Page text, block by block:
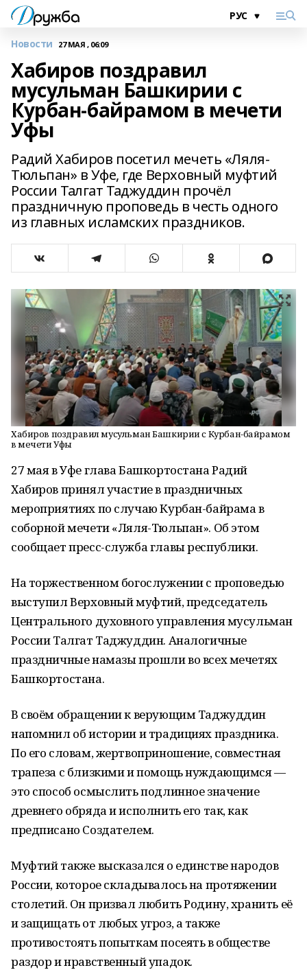
Новости 27 МАЯ , 06:09
Хабиров поздравил
мусульман Башкирии с
Курбан-байрамом в мечети
Уфы
Радий Хабиров посетил мечеть «Ляля-
Тюльпан» в Уфе, где Верховный муфтий
России Талгат Таджуддин прочёл
праздничную проповедь в честь одного
из главных исламских праздников.
Хабиров поздравил мусульман Башкирии с Курбан-байрамом
в мечети Уфы
27 мая в Уфе глава Башкортостана Радий
Хабиров принял участие в праздничных
мероприятиях по случаю Курбан-байрама в
соборной мечети «Ляля-Тюльпан». Об этом
сообщает пресс-служба главы республики.
На торжественном богослужении с проповедью
выступил Верховный муфтий, председатель
Центрального духовного управления мусульман
России Талгат Таджуддин. Аналогичные
праздничные намазы прошли во всех мечетях
Башкортостана.
В своём обращении к верующим Таджуддин
напомнил об истории и традициях праздника.
По его словам, жертвоприношение, совместная
трапеза с близкими и помощь нуждающимся —
это способ осмыслить подлинное значение
древнего обряда и исполнить его так, как
предписано Создателем.
Муфтий также высказался о единстве народов
России, которое складывалось на протяжении
столетий. Он призвал любить Родину, хранить её
и защищать от любых угроз, а также
противостоять попыткам посеять в обществе
раздор и нравственный упадок.